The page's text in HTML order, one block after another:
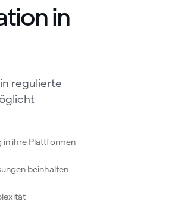
in
regulierte
in ihre Plattformen
beinhalten